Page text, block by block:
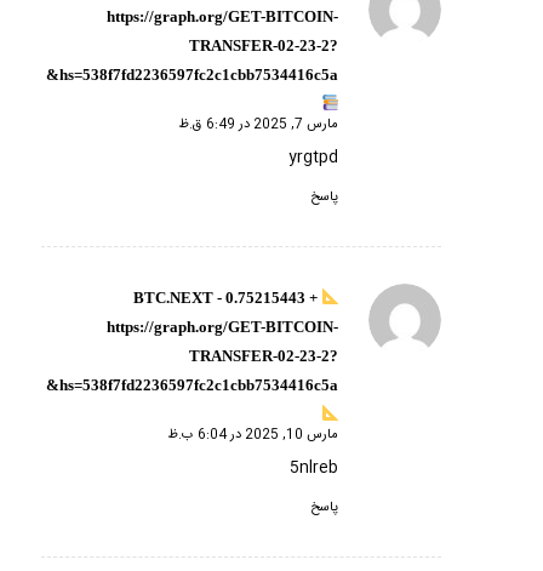
https://graph.org/GET-BITCOIN-
TRANSFER-02-23-2?
hs=538f7fd2236597fc2c1cbb7534416c5a&
گفته:
مارس 7, 2025 در 6:49 ق.ظ
yrgtpd
پاسخ
+ 0.75215443 BTC.NEXT -
https://graph.org/GET-BITCOIN-
TRANSFER-02-23-2?
hs=538f7fd2236597fc2c1cbb7534416c5a&
گفته:
مارس 10, 2025 در 6:04 ب.ظ
5nlreb
پاسخ